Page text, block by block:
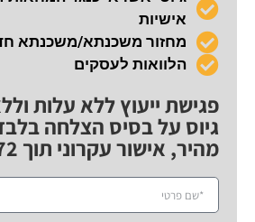
אישיות
מחזור משכנתא/משכנתא
הלוואות לעסקים
פגישת ייעוץ ללא עלות
גיוס על בסיס הצלחה
מהיר, אישור עקרוני תוך 72 שעות